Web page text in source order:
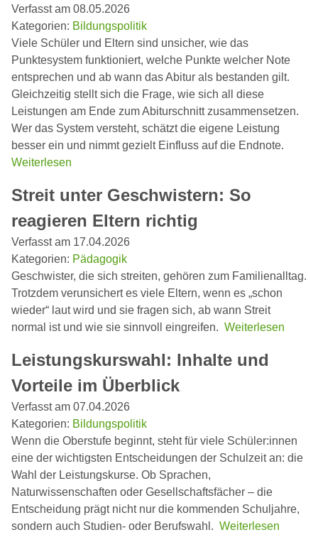
Verfasst am 08.05.2026
Kategorien: Bildungspolitik
Viele Schüler und Eltern sind unsicher, wie das
Punktesystem funktioniert, welche Punkte welcher Note
entsprechen und ab wann das Abitur als bestanden gilt.
Gleichzeitig stellt sich die Frage, wie sich all diese
Leistungen am Ende zum Abiturschnitt zusammensetzen.
Wer das System versteht, schätzt die eigene Leistung
besser ein und nimmt gezielt Einfluss auf die Endnote.
Weiterlesen
Streit unter Geschwistern: So
reagieren Eltern richtig
Verfasst am 17.04.2026
Kategorien: Pädagogik
Geschwister, die sich streiten, gehören zum Familienalltag.
Trotzdem verunsichert es viele Eltern, wenn es „schon
wieder“ laut wird und sie fragen sich, ab wann Streit
normal ist und wie sie sinnvoll eingreifen. Weiterlesen
Leistungskurswahl: Inhalte und
Vorteile im Überblick
Verfasst am 07.04.2026
Kategorien: Bildungspolitik
Wenn die Oberstufe beginnt, steht für viele Schüler:innen
eine der wichtigsten Entscheidungen der Schulzeit an: die
Wahl der Leistungskurse. Ob Sprachen,
Naturwissenschaften oder Gesellschaftsfächer – die
Entscheidung prägt nicht nur die kommenden Schuljahre,
sondern auch Studien- oder Berufswahl. Weiterlesen